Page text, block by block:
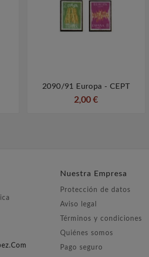
 
2090/91 Europa - CEPT
2,00 €
Nuestra Empresa
Protección de datos
Aviso legal
Términos y condiciones
Quiénes somos
Pago seguro